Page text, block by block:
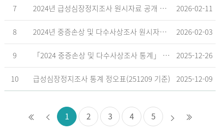
7 2024년 급성심장정지조사 원시자료 공개 알림 2026-02-11
8 2024년 중증손상 및 다수사상조사 원시자료 공개 알림 2026-02-03
9 「2024 중증손상 및 다수사상조사 통계」 공표 2025-12-26
10 급성심장정지조사 통계 정오표(251209 기준) 2025-12-09
1 2 3 4 5